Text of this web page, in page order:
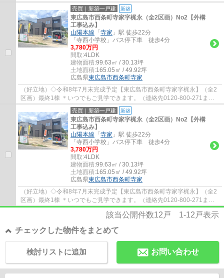
800-271まで） ZEH水準省エネオール電化住...
売買｜新築一戸建 新築
東広島市西条町寺家字梶永（全2区画）No2【外構
工事込み】
山陽本線 「 寺家 」駅 徒歩22分
「寺西小学校」バス停下車 徒歩4分
3,780万円
間取:4LDK
建物面積:99.63㎡ / 30.13坪
土地面積:165.05㎡ / 49.92坪
広島県東広島市西条町寺家
（好立地）◇令和8年7月末完成予定【東広島市西条町寺家字梶永】（全2
区画）最終1棟 ＊いつでもご見学できます。（連絡先0120-800-271ま
で） ☆ZEH水準住宅 ☆18帖リビング+和室4.5帖 2...
売買｜新築一戸建 新築
東広島市西条町寺家字梶永（全2区画）No2【外構
工事込み】
山陽本線 「 寺家 」駅 徒歩22分
「寺西小学校」バス停下車 徒歩4分
3,780万円
間取:4LDK
建物面積:99.63㎡ / 30.13坪
土地面積:165.05㎡ / 49.92坪
広島県東広島市西条町寺家
（好立地）◇令和8年7月末完成予定【東広島市西条町寺家字梶永】（全2
区画）最終1棟 ＊いつでもご見学できます。（連絡先0120-800-271ま
で） ☆ZEH水準住宅 ☆18帖リビング+和室4.5帖 2...
該当公開件数12 戸 1-12 戸表示
チェックした物件をまとめて
お問い合わせ
検討リストに追加